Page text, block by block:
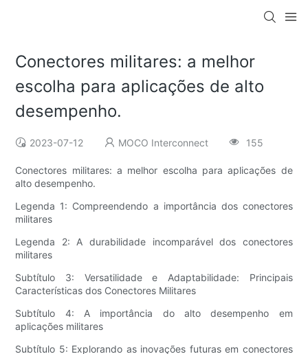
Conectores militares: a melhor
escolha para aplicações de alto
desempenho.
2023-07-12 MOCO Interconnect 155
Conectores militares: a melhor escolha para aplicações de
alto desempenho.
Legenda 1: Compreendendo a importância dos conectores
militares
Legenda 2: A durabilidade incomparável dos conectores
militares
Subtítulo 3: Versatilidade e Adaptabilidade: Principais
Características dos Conectores Militares
Subtítulo 4: A importância do alto desempenho em
aplicações militares
Subtítulo 5: Explorando as inovações futuras em conectores